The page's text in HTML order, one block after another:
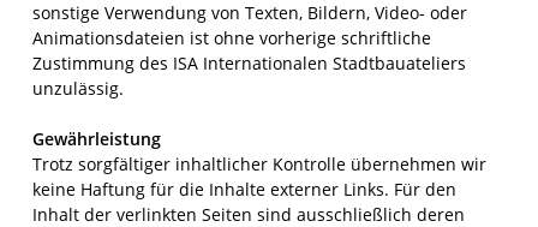
sonstige Verwendung von Texten, Bildern, Video- oder
Animationsdateien ist ohne vorherige schriftliche
Zustimmung des ISA Internationalen Stadtbauateliers
unzulässig.
Gewährleistung
Trotz sorgfältiger inhaltlicher Kontrolle übernehmen wir
keine Haftung für die Inhalte externer Links. Für den
Inhalt der verlinkten Seiten sind ausschließlich deren